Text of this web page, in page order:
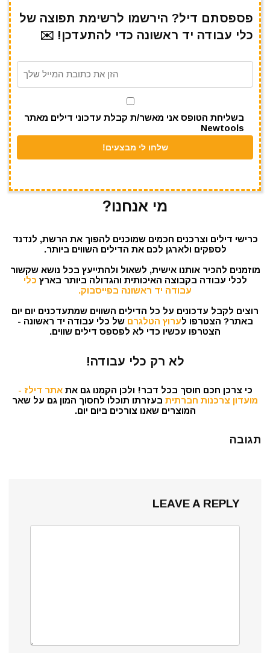
e
b
o
te
r
l
s
A
p
gr
a
m
e
פספסתם דיל? הירשמו לרשימת תפוצה של
כלי עבודה יד ראשונה כדי להתעדכן! ✉️
בשליחת הטופס אני מאשר/ת קבלת עדכוני דילים מאתר
Newtools
מי אנחנו?
כרישי דילים וצרכנים חכמים שמוכנים להפוך את הרשת, לנדנד
לספקים ולארגן לכם את הדילים השווים ביותר.
מוזמנים להכיר אותנו אישית, לשאול ולהתייעץ בכל נושא שקשור
לכלי עבודה בקבוצה האיכותית והגדולה ביותר בארץ כלי
עבודה יד ראשונה בפייסבוק.
רוצים לקבל עדכונים על כל הדילים השווים שמתעדכנים יום יום
באתר? הצטרפו לערוץ הטלגרם של כלי עבודה יד ראשונה -
הצטרפו עכשיו כדי לא לפספס דילים שווים.
לא רק כלי עבודה!
כי צרכן חכם חוסך בכל דבר! ולכן הקמנו גם אתאתר דילז -
מועדון צרכנות חברתית בעזרתו תוכלו לחסוך המון גם על שאר
המוצרים שאנו צורכים ביום יום.
תגובה
LEAVE A REPLY